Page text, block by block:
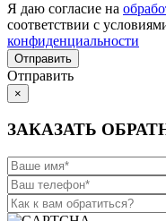
Я даю согласие на
соответствии с
конфиденциальности
Отправить
×
ЗАКАЗАТЬ